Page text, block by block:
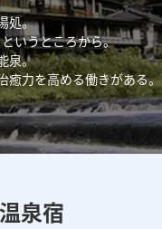
処。
いうところから。
泉。
癒力を高める働きがある。
泉宿